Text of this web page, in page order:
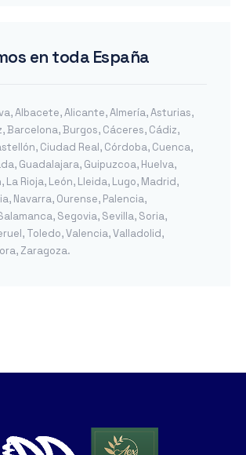
en toda España
,Albacete,Alicante,Almería,Asturias,
,Barcelona,Burgos, Cáceres, Cádiz,
, Ciudad Real, Córdoba, Cuenca,
, Guadalajara, Guipuzcoa, Huelva,
, La Rioja, León, Lleida, Lugo, Madrid,
, Navarra, Ourense, Palencia,
, Segovia, Sevilla, Soria,
, Toledo,Valencia,Valladolid,
, Zaragoza.